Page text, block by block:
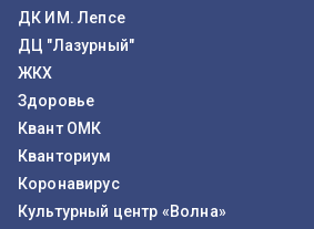
ДК ИМ. Лепсе
ДЦ "Лазурный"
ЖКХ
Здоровье
Квант ОМК
Кванториум
Коронавирус
Культурный центр «Волна»